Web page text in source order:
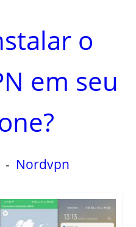
o
em seu
- Nordvpn